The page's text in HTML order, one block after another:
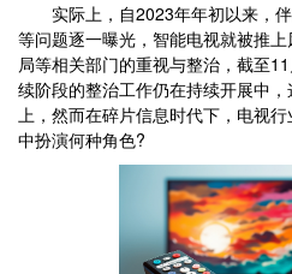
实际上，自2023年年初以来，伴
等问题逐一曝光，智能电视就被推
局等相关部门的重视与整治，截至
续阶段的整治工作仍在持续开展中
上，然而在碎片信息时代下，电视
中扮演何种角色?